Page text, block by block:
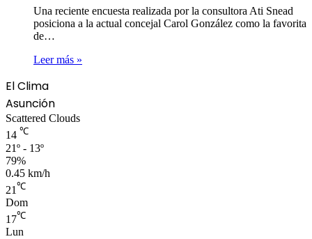
Una reciente encuesta realizada por la consultora Ati Snead
posiciona a la actual concejal Carol González como la favorita
de…
Leer más »
El Clima
Asunción
Scattered Clouds
14 ℃
21º - 13º
79%
0.45 km/h
21 ℃
Dom
17℃
Lun